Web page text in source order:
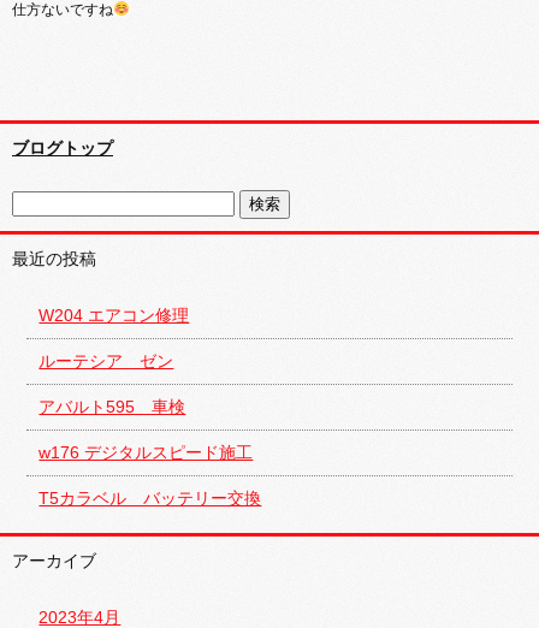
仕方ないですね
ブログトップ
最近の投稿
W204 エアコン修理
ルーテシア ゼン
アバルト595 車検
w176 デジタルスピード施工
T5カラベル バッテリー交換
アーカイブ
2023年4月